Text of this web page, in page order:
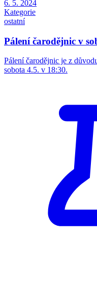
6. 5. 2024
Kategorie
ostatní
Pálení čarodějnic v
Pálení čarodějnic je z
sobota 4.5. v 18:30.